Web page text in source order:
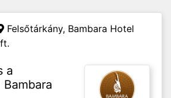
Felsőtárkány, Bambara Hotel
a